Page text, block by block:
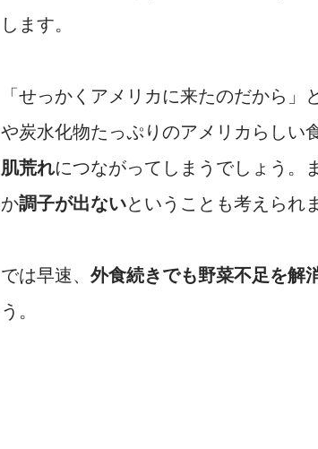
します。
「せっかくアメリカに来たのだから
や炭水化物たっぷりのアメリカらしい
肌荒れにつながってしまうでしょう。
か調子が出ないということも考えられ
では早速、 外食続きでも野菜不足を解
う。